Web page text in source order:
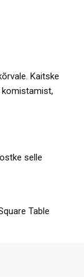
Kaitske
selle
Table